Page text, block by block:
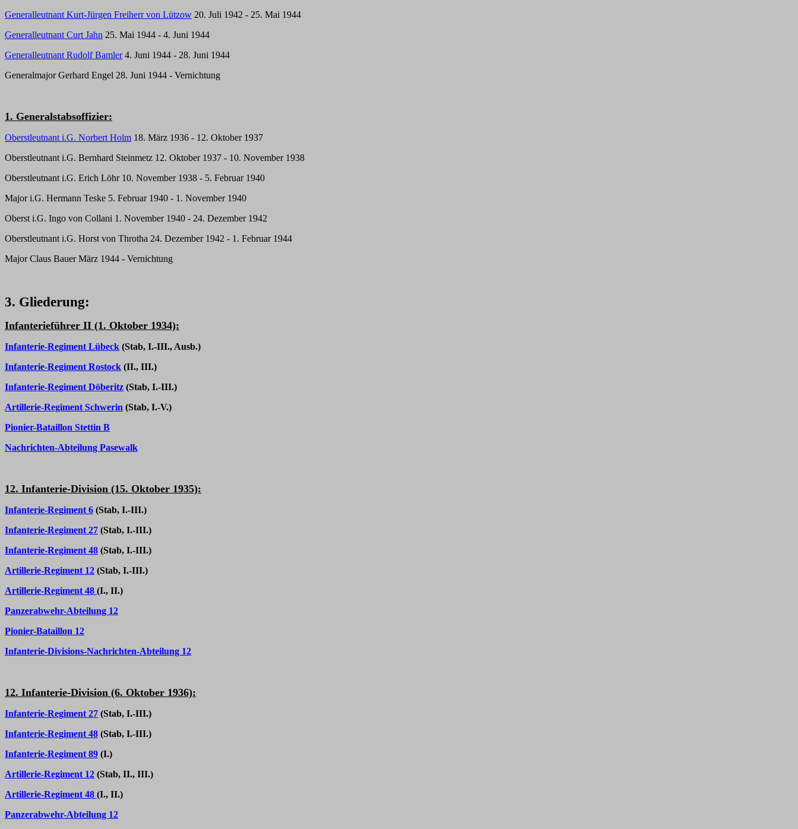
Generalleutnant Kurt-Jürgen Freiherr von Lützow 20. Juli 1942 - 25. Mai 1944
Generalleutnant Curt Jahn 25. Mai 1944 - 4. Juni 1944
Generalleutnant Rudolf Bamler4. Juni 1944 - 28. Juni 1944
GeneralmajorGerhard Engel 28. Juni 1944 - Vernichtung
1. Generalstabsoffizier:
Oberstleutnant i.G. Norbert Holm 18. März 1936 - 12. Oktober 1937
Oberstleutnant i.G. Bernhard Steinmetz 12. Oktober 1937 - 10. November 1938
Oberstleutnant i.G. Erich Löhr 10. November 1938 - 5. Februar 1940
Major i.G. Hermann Teske 5. Februar 1940 - 1. November 1940
Oberst i.G. Ingo von Collani 1. November 1940 - 24. Dezember 1942
Oberstleutnant i.G. Horst von Throtha 24. Dezember 1942 - 1. Februar 1944
Major Claus Bauer März 1944 - Vernichtung
3. Gliederung:
Infanterieführer II (1. Oktober 1934):
Infanterie-Regiment Lübeck (Stab, I.-III., Ausb.)
Infanterie-Regiment Rostock (II., III.)
Infanterie-Regiment Döberitz (Stab, I.-III.)
Artillerie-Regiment Schwerin (Stab, I.-V.)
Pionier-Bataillon Stettin B
Nachrichten-Abteilung Pasewalk
12. Infanterie-Division (15. Oktober 1935):
Infanterie-Regiment 6 (Stab, I.-III.)
Infanterie-Regiment 27 (Stab, I.-III.)
Infanterie-Regiment 48 (Stab, I.-III.)
Artillerie-Regiment 12 (Stab, I.-III.)
Artillerie-Regiment 48 (I., II.)
Panzerabwehr-Abteilung 12
Pionier-Bataillon 12
Infanterie-Divisions-Nachrichten-Abteilung 12
12. Infanterie-Division (6. Oktober 1936):
Infanterie-Regiment 27 (Stab, I.-III.)
Infanterie-Regiment 48 (Stab, I.-III.)
Infanterie-Regiment 89 (I.)
Artillerie-Regiment 12 (Stab, II., III.)
Artillerie-Regiment 48 (I., II.)
Panzerabwehr-Abteilung 12